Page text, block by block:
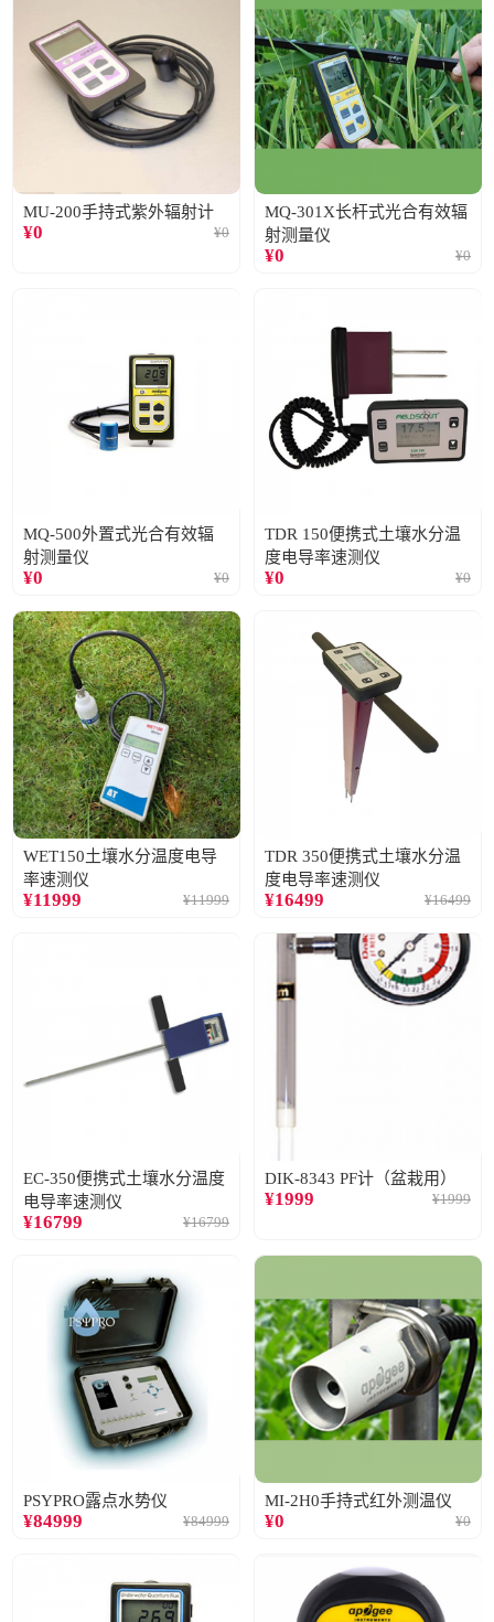
MU-200手持式紫外辐射计
¥0 ¥0
MQ-301X长杆式光合有效辐
射测量仪
¥0 ¥0
MQ-500外置式光合有效辐
射测量仪
¥0 ¥0
TDR 150便携式土壤水分温
度电导率速测仪
¥0 ¥0
WET150土壤水分温度电导
率速测仪
¥11999 ¥11999
TDR 350便携式土壤水分温
度电导率速测仪
¥16499 ¥16499
EC-350便携式土壤水分温度
电导率速测仪
¥16799 ¥16799
DIK-8343 PF计（盆栽用）
¥1999 ¥1999
PSYPRO露点水势仪
¥84999 ¥84999
MI-2H0手持式红外测温仪
¥0 ¥0